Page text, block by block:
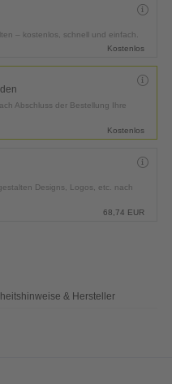
– kostenlos, schnell und einfach.
Kostenlos
Abschluss der Bestellung Ihre
Kostenlos
Designs, Logos, etc. nach
68,74 EUR
& Hersteller